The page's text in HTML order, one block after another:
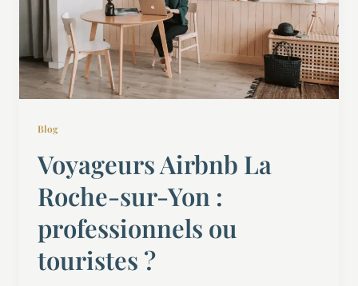
Blog
Voyageurs Airbnb La
Roche-sur-Yon :
professionnels ou
touristes ?